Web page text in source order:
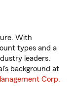
With
types and a
leaders.
background at
Corp.